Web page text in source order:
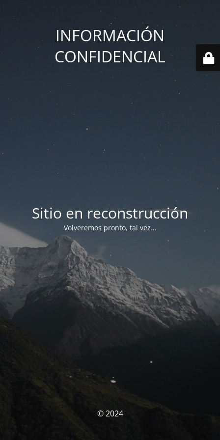
INFORMACIÓN
CONFIDENCIAL
Sitio en reconstrucción
Volveremos pronto, tal vez...
© 2024